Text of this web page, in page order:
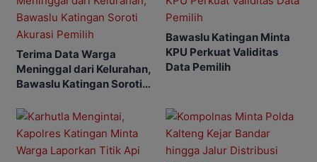
Terima Data Warga
Meninggal dari Kelurahan,
Bawaslu Katingan Soroti
Bawaslu Katingan Minta
KPU Perkuat Validitas
Data Pemilih